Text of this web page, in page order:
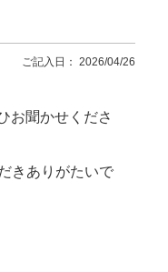
ご記入日： 2026/04/26
お聞かせくださ
きありがたいで